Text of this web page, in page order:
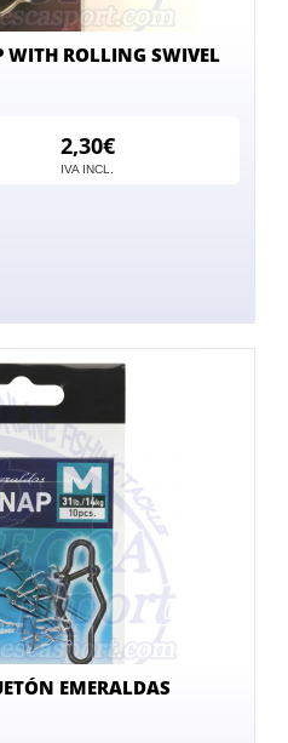
ROLLING SWIVEL
2,30€
IVA INCL.
EMERALDAS